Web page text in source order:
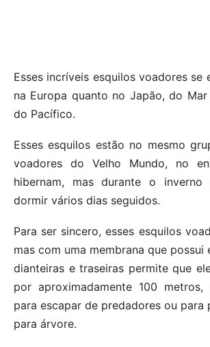
Esses incríveis esquilos voadores se
na Europa quanto no Japão, do
do Pacífico.
Esses esquilos estão no mesmo
voadores do Velho Mundo, no
hibernam, mas durante o inverno
dormir vários dias seguidos.
Para ser sincero, esses esquilos
mas com uma membrana que possui
dianteiras e traseiras permite que
por aproximadamente 100 metros,
para escapar de predadores ou para
para árvore.